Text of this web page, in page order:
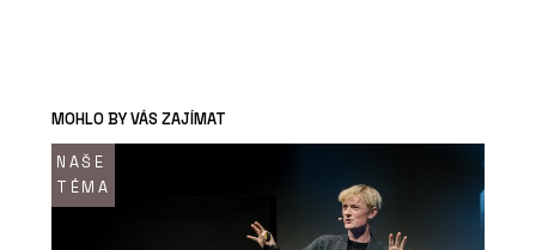
MOHLO BY VÁS ZAJÍMAT
NAŠE
TÉMA